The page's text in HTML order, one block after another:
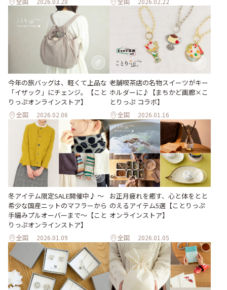
今年の旅バッグは、軽くて上品な
「イザック」にチェンジ。【こと
りっぷオンラインストア】
全国 2026.02.06
老舗喫茶店の名物スイーツがキー
ホルダーに♪【まちかど画廊×こ
とりっぷ コラボ】
全国 2026.01.16
冬アイテム限定SALE開催中♪ ～
希少な国産ニットのマフラーから
手編みプルオーバーまで～【こと
りっぷオンラインストア】
全国 2026.01.09
お正月疲れを癒す、心と体をとと
のえるアイテム5選【ことりっぷ
オンラインストア】
全国 2026.01.05